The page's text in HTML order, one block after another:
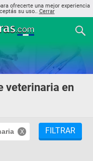
ofrecerte una mejor experiencia
su uso.. Cerrar
veterinaria en
FILTRAR